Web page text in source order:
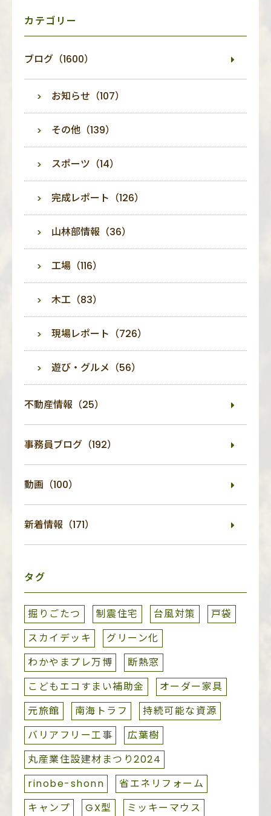
カテゴリー
ブログ（1600）
お知らせ（107）
その他（139）
スポーツ（14）
完成レポート（126）
山林部情報（36）
工場（116）
木工（83）
現場レポート（726）
遊び・グルメ（56）
不動産情報（25）
事務員ブログ（192）
動画（100）
新着情報（171）
タグ
掘りごたつ 制震住宅 台風対策
戸袋
スカイデッキ
グリーン化
わかやまプレ万博
断熱窓
こどもエコすまい補助金
オーダー家具
元旅館
南海トラフ
持続可能な資源
バリアフリー工事
広葉樹
丸産業住設建材まつり2024
rinobe-shonn
省エネリフォーム
キャンプ
GX型
ミッキーマウス